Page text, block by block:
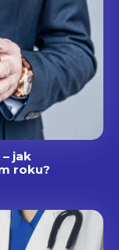
jak
roku?